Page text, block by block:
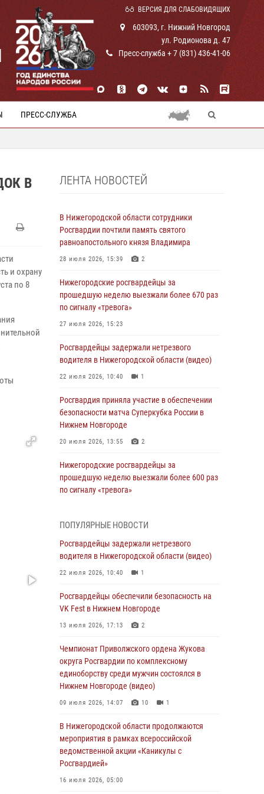
ВЕРСИЯ ДЛЯ СЛАБОВИДЯЩИХ
603093, г. Нижний Новгород
ул. Родионова д. 47
Пресс-служба + 7 (831) 436-41-06
ПРЕСС-СЛУЖБА
В
и охрану
по 8
ЛЕНТА НОВОСТЕЙ
В Нижегородской области сотрудники
Росгвардии почтили память святого
равноапостольного князя Владимира
28 июля 2026, 15:39 2
Нижегородские росгвардейцы за
прошедшую неделю выезжали более 670 раз
по сигналу «тревога»
27 июля 2026, 15:23
Росгвардейцы задержали нетрезвого
водителя в Нижегородской области (видео)
22 июля 2026, 10:40 1
Росгвардия приняла участие в обеспечении
безопасности матча Суперкубка России в
Нижнем Новгороде
20 июля 2026, 13:55 2
Нижегородские росгвардейцы за
прошедшую неделю выезжали более 600 раз
по сигналу «тревога»
В Нижегородской области сотрудники
Росгвардии «по горячим следам» задержали
правонарушителя за стрельбу
17 июля 2026, 05:17
В Нижегородской области продолжаются
мероприятия в рамках всероссийской
ведомственной акции «Каникулы с
16 июля 2026, 05:00
Росгвардейцы обеспечили безопасность на
VK Fest в Нижнем Новгороде
13 июля 2026, 17:13 2
Нижегородские росгвардейцы за
прошедшую неделю выезжали более 750 раз
по сигналу «тревога»
13 июля 2026, 06:45
ПОПУЛЯРНЫЕ НОВОСТИ
Росгвардейцы задержали нетрезвого
водителя в Нижегородской области (видео)
22 июля 2026, 10:40 1
Росгвардейцы обеспечили безопасность на
VK Fest в Нижнем Новгороде
13 июля 2026, 17:13 2
Чемпионат Приволжского ордена Жукова
округа Росгвардии по комплексному
единоборству среди мужчин состоялся в
Нижнем Новгороде (видео)
09 июля 2026, 14:07 10 1
В Нижегородской области продолжаются
мероприятия в рамках всероссийской
ведомственной акции «Каникулы с
Росгвардией»
16 июля 2026, 05:00